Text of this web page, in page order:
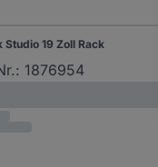
19 Zoll Rack
1876954